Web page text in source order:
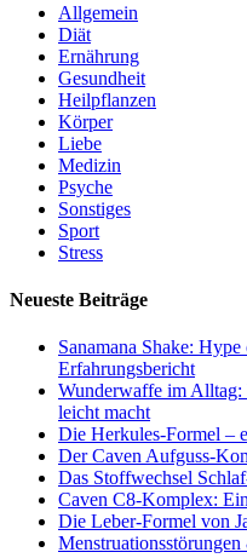
Allgemein
Diät
Ernährung
Gesundheit
Heilpflanzen
Körper
Liebe
Medizin
Psyche
Sonstiges
Sport
Stress
Neueste Beiträge
Sanamana Shake:
Erfahrungsbericht
Wunderwaffe im Alltag:
leicht macht
Die Herkules-Formel –
Der Caven Aufguss-
Das Stoffwechsel
Caven C8-Komplex:
Die Leber-Formel von